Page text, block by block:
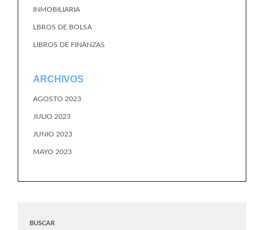
INMOBILIARIA
LBROS DE BOLSA
LIBROS DE FINANZAS
ARCHIVOS
AGOSTO 2023
JULIO 2023
JUNIO 2023
MAYO 2023
BUSCAR